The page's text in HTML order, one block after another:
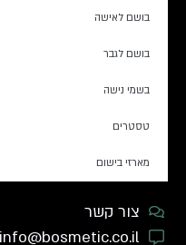
בושם לאישה
בושם לגבר
בשמי נישה
טסטרים
מארזי בישום
צור קשר
info@bosmetic.co.il